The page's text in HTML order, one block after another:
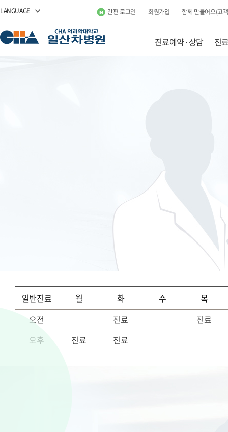
LANGUAGE 간편 로그인 회원가입 함께 만들어요(고
진료예약·상담 진
일반진료 월 화 수
목
오전
진료
진료
오후
진료 진료